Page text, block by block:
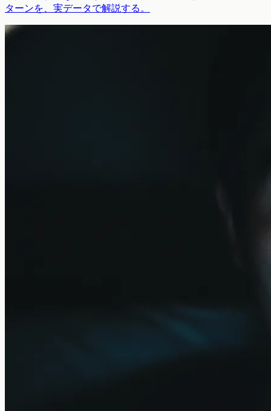
ターンを、実データで解説する。